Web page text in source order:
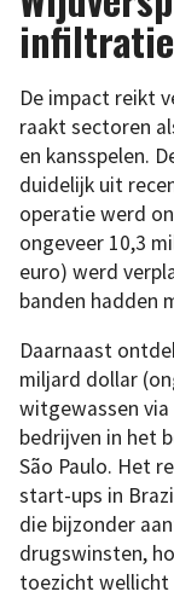
infiltratie
De impact reikt
raakt sectoren
en kansspelen.
duidelijk uit
operatie werd
ongeveer 10,3
euro) werd
banden hadden
Daarnaast
miljard dollar
witgewassen
bedrijven in het
São Paulo. Het
start-ups in
die bijzonder
drugswinsten,
toezicht wellicht